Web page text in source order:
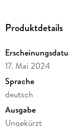
Rina ahnt nicht,
endlich die
Produktdetails
17. Mai 2024
Sprache
deutsch
Ausgabe
Ungekürzt